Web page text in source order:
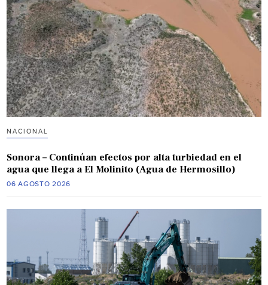
NACIONAL
Sonora – Continúan efectos por alta turbiedad en el
agua que llega a El Molinito (Agua de Hermosillo)
06 AGOSTO 2026